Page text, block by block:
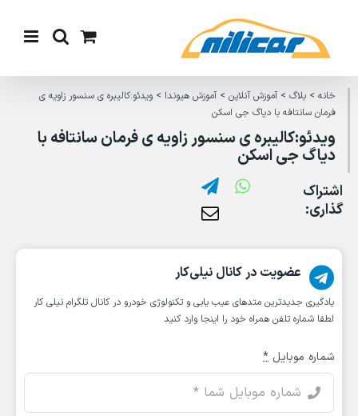
content
خانه> بلاگ> آموزش آنلاین> آموزش هیوندا > ویدئو:کالیبره ی سنسور زاویه ی
فرمان سانتافه با دیاگ جی اسکن
ویدئو:کالیبره ی سنسور زاویه ی فرمان سانتافه با
دیاگ جی اسکن
اشتراک
گذاری:
عضویت در کانال نیلی‌کار
یادگیری جدیدترین متد‌های عیب یابی‌ و تکنولوژی خودرو در کانال تلگرام نیلی کار
لطفا شماره تلفن همراه خود را اینجا وارد کنید
شماره موبایل *